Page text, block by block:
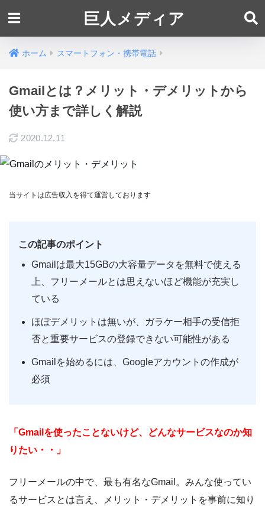
巨人メディア
ホーム スマートフォン・携帯電話
Gmailとは？メリット・デメリットから
使い方まで詳しく解説
2020.12.11
当サイトは広告収入を得て運営しております
この記事のポイント
Gmailは最大15GBの大容量データを無料で使える
上、フリーメールとは思えないほど機能が充実し
ている
ほぼデメリットは無いが、ガラケー相手の受信拒
否と重要サービスの登録できない可能性がある
Gmailを始めるには、Googleアカウントの作成が
必須
「Gmailを使ったことないけど、どんなサービスなのか知
りたい・・」
フリーメールの中で、最も有名なGmail。みんな使ってい
るサービスとは言え、メリット・デメリットを事前に知り